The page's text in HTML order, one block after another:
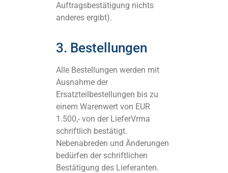
Auftragsbestätigung nichts
anderes ergibt).
3. Bestellungen
Alle Bestellungen werden mit
Ausnahme der
Ersatzteilbestellungen bis zu
einem Warenwert von EUR
1.500,- von der LieferVrma
schriftlich bestätigt.
Nebenabreden und Änderungen
bedürfen der schriftlichen
Bestätigung des Lieferanten.